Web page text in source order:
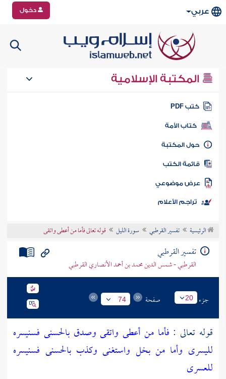
عربي دخول
المكتبة الإسلامية
كتب PDF
كتاب الأمة
المكتبة
الكتب
موضوعي
تراجم الأعلام
الرئيسية تفسير القرطبي سورة الليل قوله تعالى فأما من أعطى واتقى
تفسير القرطبي
القرطبي - شمس الدين محمد بن أحمد الأنصاري القرطبي
جزء 20 صفحة 74
قوله تعالى : فأما من أعطى واتقى وصدق بالحسنى فسنيسره
لليسرى وأما من بخل واستغنى وكذب بالحسنى فسنيسره
للعسرى